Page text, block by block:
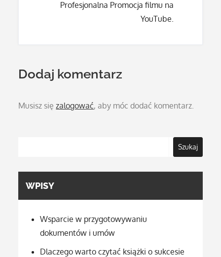
Profesjonalna Promocja filmu na
YouTube.
Dodaj komentarz
Musisz sięzalogować, aby móc dodać komentarz.
Szukaj
WPISY
Wsparcie w przygotowywaniu
dokumentów i umów
Dlaczego warto czytać książki o sukcesie